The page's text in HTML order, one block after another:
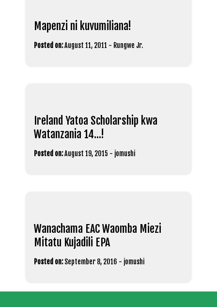
Mapenzi ni kuvumiliana!
Posted on:August 11, 2011 - Rungwe Jr.
Ireland Yatoa Scholarship kwa
Watanzania 14…!
Posted on:August 19, 2015 - jomushi
Wanachama EAC Waomba Miezi
Mitatu Kujadili EPA
Posted on: September 8, 2016 - jomushi